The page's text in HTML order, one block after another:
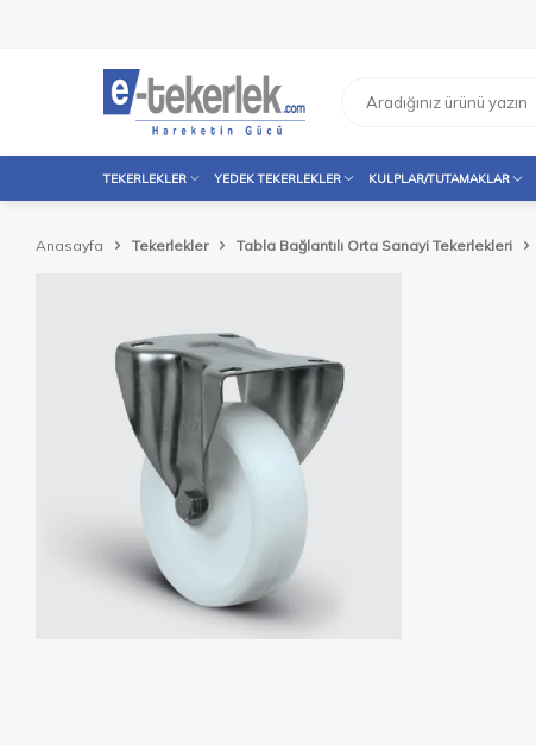
TEKERLEKLER YEDEK TEKERLEKLER KULPLAR/TUTAMAKLAR
Anasayfa Tekerlekler Tabla Bağlantılı Orta Sanayi Tekerlekleri